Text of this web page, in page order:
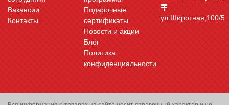
Вакансии
Контакты
Подарочные
сертификаты
Новости и акции
Блог
Политика
конфиденциальности
ул.Широтная,100/5